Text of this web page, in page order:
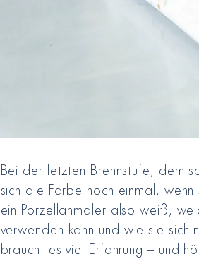
Bei der letzten Brennstufe, dem
sich die Farbe noch einmal,
ein Porzellanmaler also weiß,
verwenden kann und wie sie sich
braucht es viel Erfahrung – und